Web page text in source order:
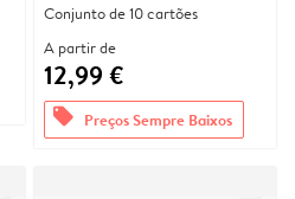
Conjunto de 10 cartões
A partir de
12,99 €
offers Preços Sempre Baixos